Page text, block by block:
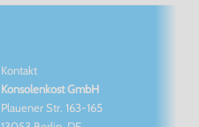
Kontakt
Konsolenkost GmbH
Plauener Str. 163-165